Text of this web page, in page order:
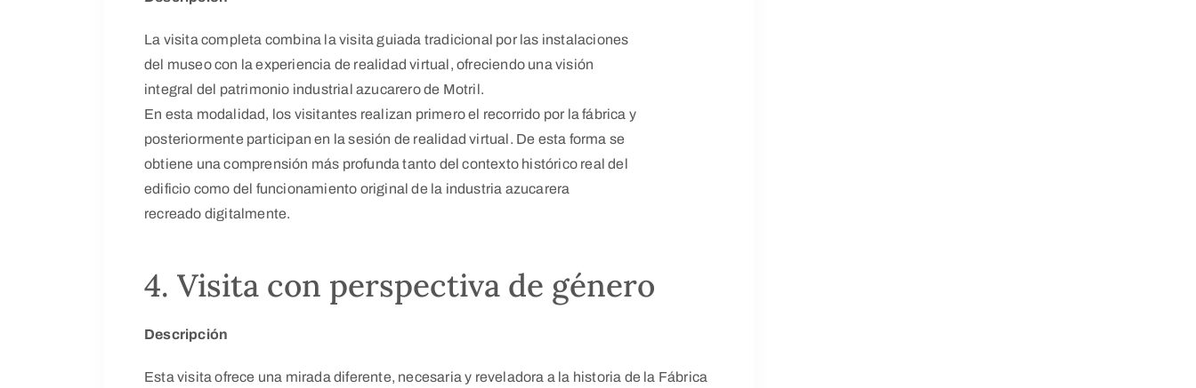
La visita completa combina la visita guiada tradicional por las instalaciones
del museo con la experiencia de realidad virtual, ofreciendo una visión
integral del patrimonio industrial azucarero de Motril.
En esta modalidad, los visitantes realizan primero el recorrido por la fábrica y
posteriormente participan en la sesión de realidad virtual. De esta forma se
obtiene una comprensión más profunda tanto del contexto histórico real del
edificio como del funcionamiento original de la industria azucarera
recreado digitalmente.
4. Visita con perspectiva de género
Descripción
Esta visita ofrece una mirada diferente, necesaria y reveladora a la historia de la Fábrica